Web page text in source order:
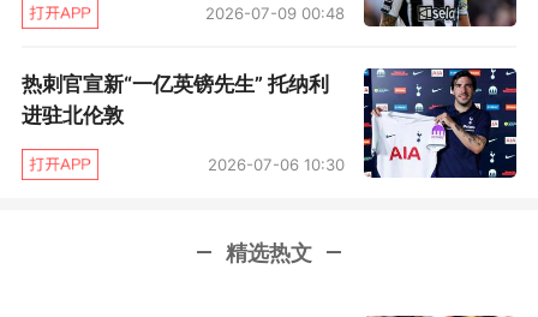
人管得着。然而，媒体拿到的相关文书显示，沙
特人并不准备全资建设球场。假如新球场造价20
亿英镑，PIF以及在纽卡持股15%的小股东“鲁本
兄弟”总计只准备出资一半，另一半要靠俱乐部自
身申请贷款。
知情者提醒媒体，PIF并非人们想象中的“甜心爹
2026-07-09 00:48
热刺官宣新“一亿英镑先生” 托纳利
进驻北伦敦
2026-07-06 10:30
精选热文